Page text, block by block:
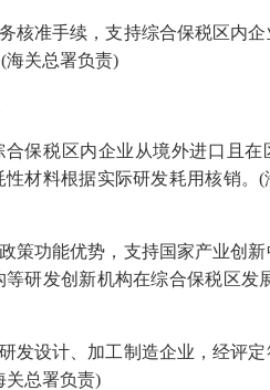
核准手续，支持综合保税区内
海关总署负责)
保税区内企业从境外进口且在
材料根据实际研发耗用核销。
策功能优势，支持国家产业创新
研发创新机构在综合保税区发
发设计、加工制造企业，经评定
关总署负责)